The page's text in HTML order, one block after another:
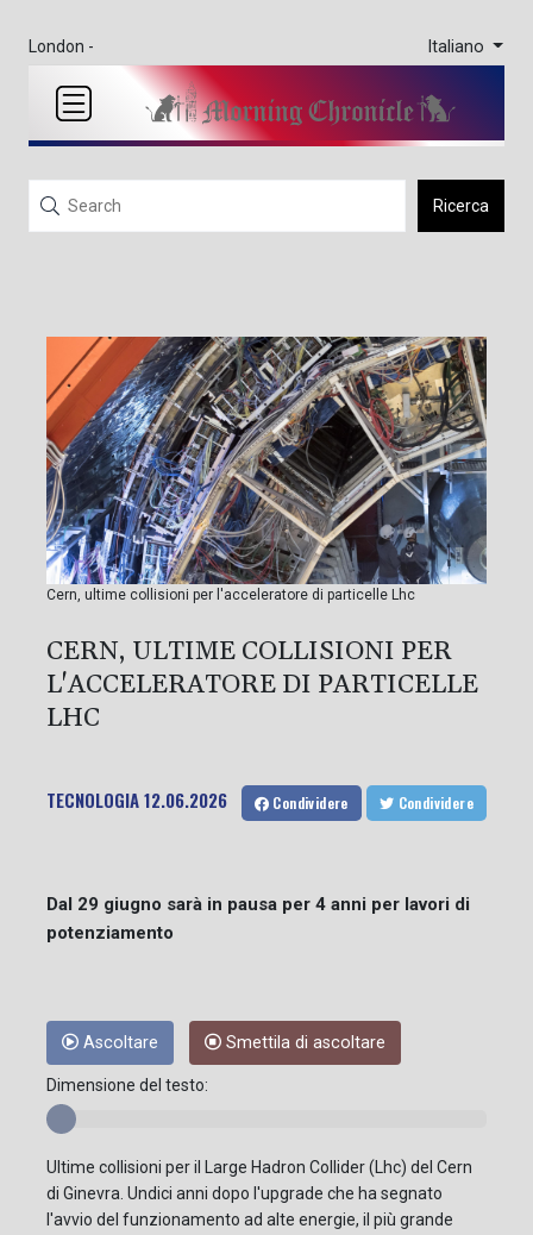
London - Italiano
Ricerca
Cern, ultime collisioni per l'acceleratore di particelle Lhc
CERN, ULTIME COLLISIONI PER
L'ACCELERATORE DI PARTICELLE
LHC
TECNOLOGIA12.06.2026 Condividere Condividere
Dal 29 giugno sarà in pausa per 4 anni per lavori di
potenziamento
Ascoltare Smettila di ascoltare
Dimensione del testo:
Ultime collisioni per il Large Hadron Collider (Lhc) del Cern
di Ginevra. Undici anni dopo l'upgrade che ha segnato
l'avvio del funzionamento ad alte energie, il più grande